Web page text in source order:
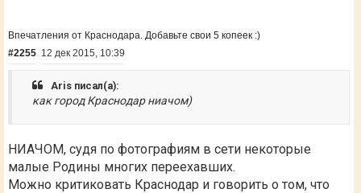
Впечатления от Краснодара. Добавьте свои 5 копеек :)
#2255 12 дек 2015, 10:39
Aris писал(а):
как город Краснодар ниачом)
НИАЧОМ, судя по фотографиям в сети некоторые
малые Родины многих переехавших.
Можно критиковать Краснодар и говорить о том, что